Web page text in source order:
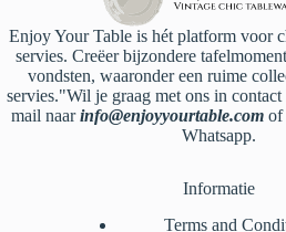
Enjoy Your Table is hét platform voor
servies. Creëer bijzondere
vondsten, waaronder een ruime
servies."Wil je graag met ons in
mail naarinfo@enjoyyourtable.comof
Whatsapp.
Informatie
Terms and